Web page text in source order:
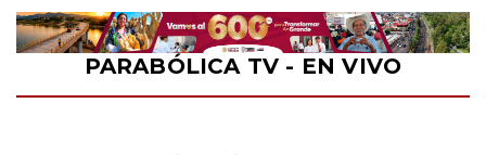
PARABÓLICA TV - EN VIVO